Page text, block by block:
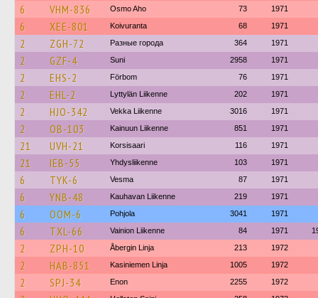
6 VHM-836 Osmo Aho 73 1971
6 XEE-801 Koivuranta 68 1971
2 ZGH-72 Разные города 364 1971
2 GZF-4 Suni 2958 1971
2 EHS-2 Förbom 76 1971
2 EHL-2 Lyttylän Liikenne 202 1971
2 HJO-342 Vekka Liikenne 3016 1971
2 OB-103 Kainuun Liikenne 851 1971
21 UVH-21 Korsisaari 116 1971
21 IEB-55 Yhdysliikenne 103 1971
6 TYK-6 Vesma 87 1971
6 YNB-48 Kauhavan Liikenne 219 1971
6 OOM-6 Pohjola 3041 1971
6 TXL-66 Vainion Liikenne 84 1971
2 ZPH-10 Åbergin Linja 213 1972
2 HAB-851 Kasiniemen Linja 1005 1972
2 SPJ-34 Enon 2255 1972